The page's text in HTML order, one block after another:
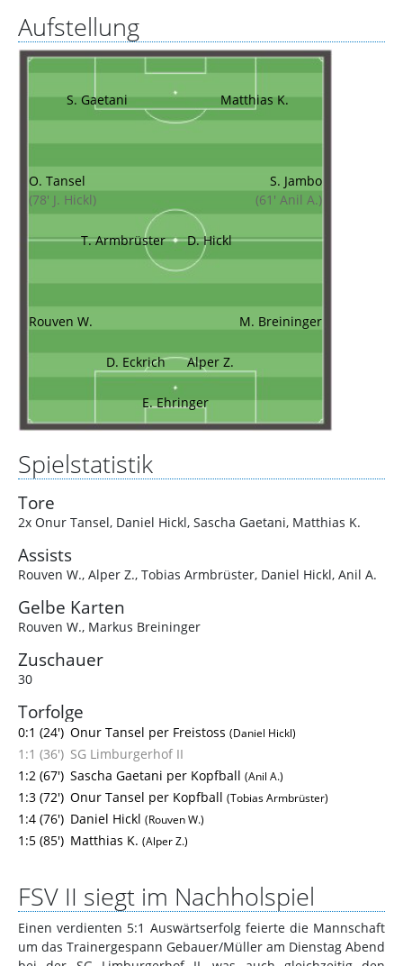
Aufstellung
S. Gaetani Matthias K.
O. Tansel
(78' J. Hickl)
S. Jambo
(61' Anil A.)
T. Armbrüster D. Hickl
Rouven W. M. Breininger
D. Eckrich Alper Z.
E. Ehringer
Spielstatistik
Tore
2x Onur Tansel, Daniel Hickl, Sascha Gaetani, Matthias K.
Assists
Rouven W., Alper Z., Tobias Armbrüster, Daniel Hickl, Anil A.
Gelbe Karten
Rouven W., Markus Breininger
Zuschauer
30
Torfolge
0:1 (24') Onur Tansel per Freistoss (Daniel Hickl)
1:1 (36') SG Limburgerhof II
1:2 (67') Sascha Gaetani per Kopfball (Anil A.)
1:3 (72') Onur Tansel per Kopfball (Tobias Armbrüster)
1:4 (76') Daniel Hickl (Rouven W.)
1:5 (85') Matthias K. (Alper Z.)
FSV II siegt im Nachholspiel
Einen verdienten 5:1 Auswärtserfolg feierte die Mannschaft
um das Trainergespann Gebauer/Müller am Dienstag Abend